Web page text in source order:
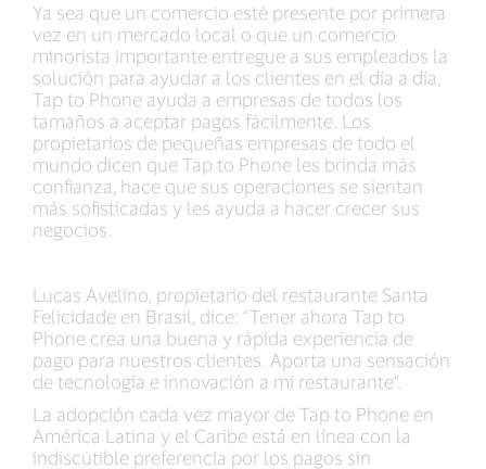
Ya sea que un comercio esté presente por primera
vez en un mercado local o que un comercio
minorista importante entregue a sus empleados la
solución para ayudar a los clientes en el día a día,
Tap to Phone ayuda a empresas de todos los
tamaños a aceptar pagos fácilmente. Los
propietarios de pequeñas empresas de todo el
mundo dicen que Tap to Phone les brinda más
confianza, hace que sus operaciones se sientan
más sofisticadas y les ayuda a hacer crecer sus
negocios.
Lucas Avelino, propietario del restaurante Santa
Felicidade en Brasil, dice: “Tener ahora Tap to
Phone crea una buena y rápida experiencia de
pago para nuestros clientes. Aporta una sensación
de tecnología e innovación a mi restaurante”.
La adopción cada vez mayor de Tap to Phone en
América Latina y el Caribe está en línea con la
indiscutible preferencia por los pagos sin